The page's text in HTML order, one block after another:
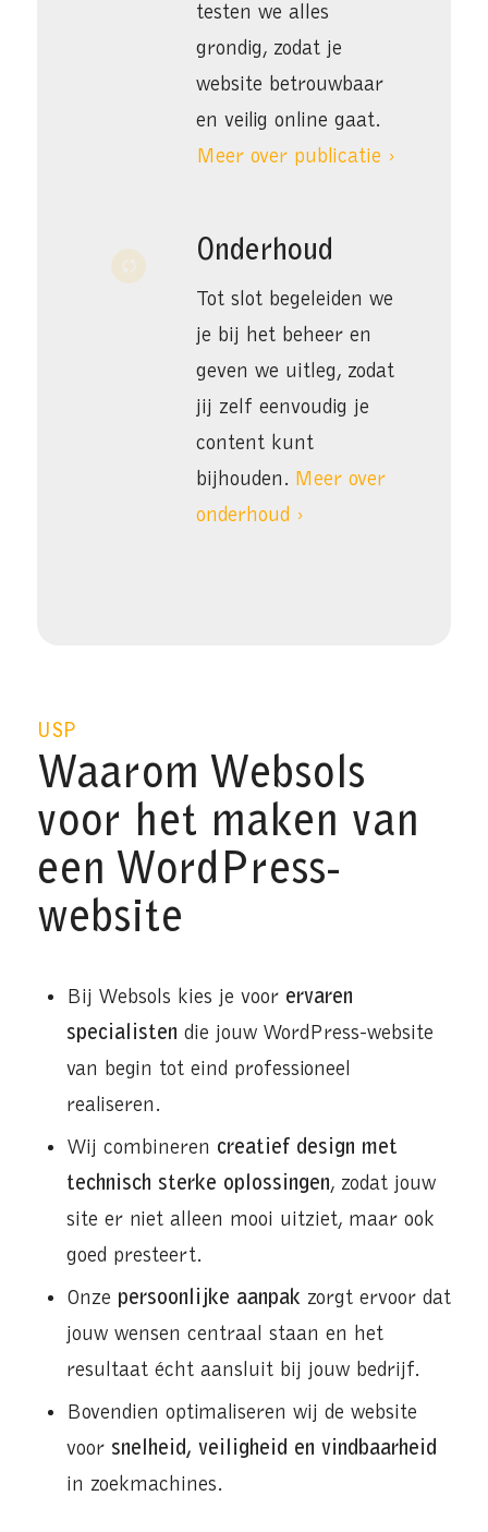
testen we alles
grondig, zodat je
website betrouwbaar
en veilig online gaat.
Meer over publicatie ›
Onderhoud
Tot slot begeleiden we
je bij het beheer en
geven we uitleg, zodat
jij zelf eenvoudig je
content kunt
bijhouden. Meer over
onderhoud ›
USP
Waarom Websols
voor het maken van
een WordPress-
website
Bij Websols kies je voor ervaren
specialisten die jouw WordPress-website
van begin tot eind professioneel
realiseren.
Wij combineren creatief design met
technisch sterke oplossingen, zodat jouw
site er niet alleen mooi uitziet, maar ook
goed presteert.
Onze persoonlijke aanpak zorgt ervoor dat
jouw wensen centraal staan en het
resultaat écht aansluit bij jouw bedrijf.
Bovendien optimaliseren wij de website
voor snelheid, veiligheid en vindbaarheid
in zoekmachines.